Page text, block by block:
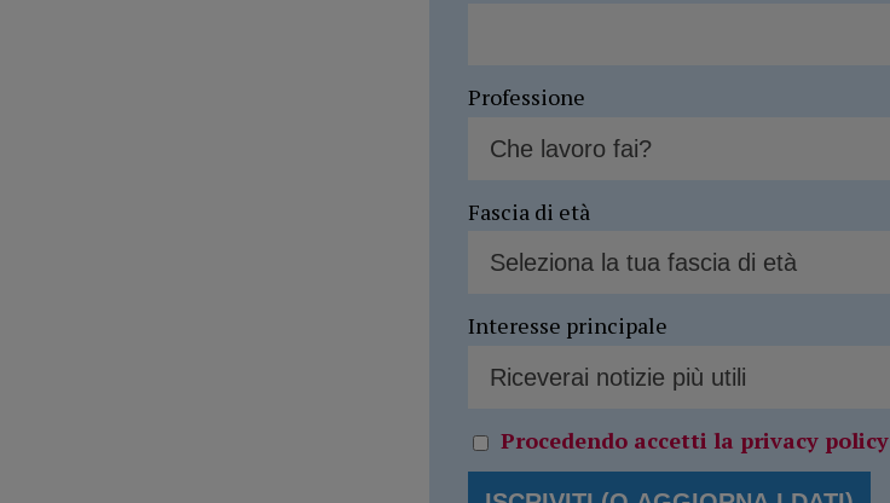
Professione
Fascia di età
Interesse principale
Procedendo accetti la privacy policy